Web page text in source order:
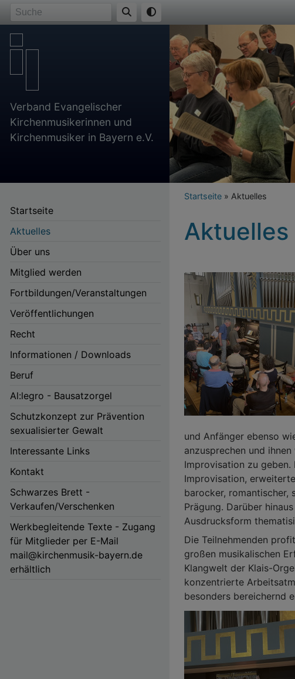
Direkt
zum
Inhalt
Verband Evangelischer
Kirchenmusikerinnen und
Kirchenmusiker in Bayern e.V.
Hauptnavigation
Startseite
Aktuelles
Über uns
Mitglied werden
Fortbildungen/Veranstaltungen
Veröffentlichungen
Recht
Informationen / Downloads
Beruf
Al:legro - Bausatzorgel
Schutzkonzept zur Prävention
sexualisierter Gewalt
Interessante Links
Kontakt
Schwarzes Brett -
Verkaufen/Verschenken
Werkbegleitende Texte - Zugang
für Mitglieder per E-Mail
mail@kirchenmusik-bayern.de
erhältlich
Breadcrumb
Startseite Aktuelles
Aktuelles
und Anfänger ebenso
anzusprechen und
Improvisation zu
Improvisation,
barocker, romantischer,
Prägung. Darüber
Ausdrucksform
Die Teilnehmenden
großen musikalischen
Klangwelt der Klais-
konzentrierte
besonders bereichernd